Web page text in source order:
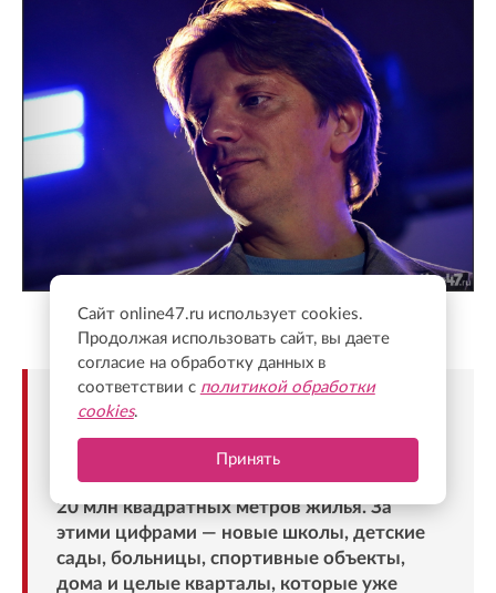
Валентин Илюшин/Online47
«К Дню строителя Ленинградская область
последние пять лет строители возвели
более 130 социальных объектов и почти
20 млн квадратных метров жилья. За
этими цифрами — новые школы, детские
сады, больницы, спортивные объекты,
дома и целые кварталы, которые уже
Сайт online47.ru использует cookies.
Продолжая использовать сайт, вы даете
согласие на обработку данных в
соответствии с политикой обработки
cookies.
Принять